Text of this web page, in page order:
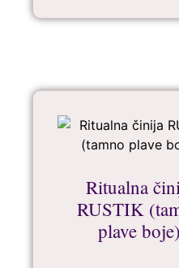
Ritualna
RUSTIK
plave boje)